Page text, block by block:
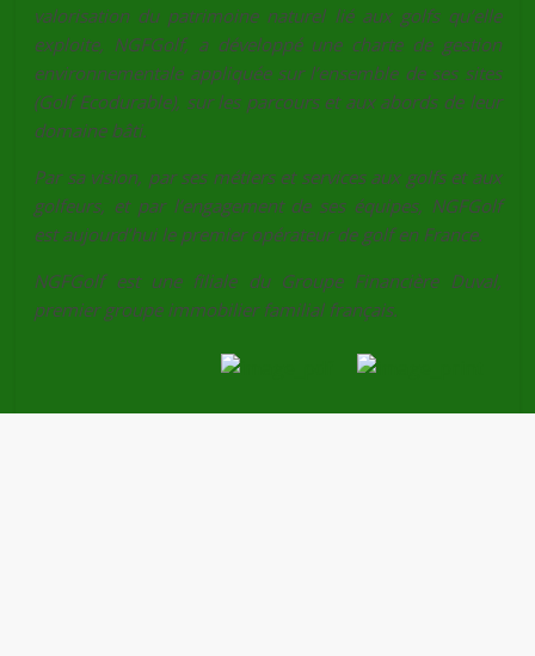
valorisation du patrimoine naturel lié aux golfs qu’elle
exploite, NGFGolf, a développé une charte de gestion
environnementale appliquée sur l’ensemble de ses sites
(Golf Ecodurable), sur les parcours et aux abords de leur
domaine bâti.
Par sa vision, par ses métiers et services aux golfs et aux
golfeurs, et par l’engagement de ses équipes, NGFGolf
est aujourd’hui le premier opérateur de golf en France.
NGFGolf est une filiale du Groupe Financière Duval,
premier groupe immobilier familial français.